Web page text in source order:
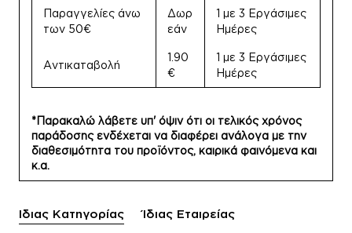
Παραγγελίες άνω
των 50€
Δωρ
εάν
1 με 3 Εργάσιμες
Ημέρες
Αντικαταβολή
1.90
€
1 με 3 Εργάσιμες
Ημέρες
*Παρακαλώ λάβετε υπ' όψιν ότι οι τελικός χρόνος
παράδοσης ενδέχεται να διαφέρει ανάλογα με την
διαθεσιμότητα του προϊόντος, καιρικά φαινόμενα και
κ.α.
Ίδιας Κατηγορίας Ίδιας Εταιρείας